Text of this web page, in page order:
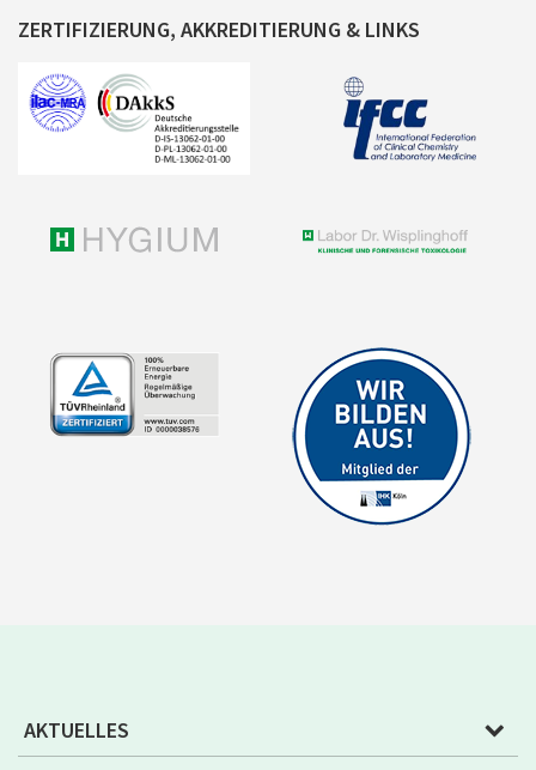
ZERTIFIZIERUNG, AKKREDITIERUNG & LINKS
AKTUELLES